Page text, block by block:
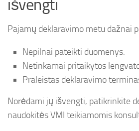
išvengti
Pajamų deklaravimo metu dažnai
Nepilnai pateikti duomenys.
Netinkamai pritaikytos
Praleistas deklaravimo
Norėdami jų išvengti, patikrinkite
naudokitės VMI teikiamomis